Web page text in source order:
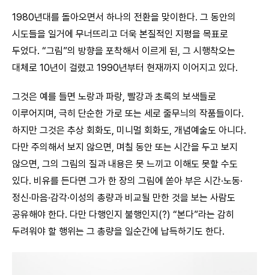
1980년대를 돌아오면서 하나의 전환을 맞이한다. 그 동안의
시도들을 일거에 무너뜨리고 더욱 본질적인 지평을 목표로
두었다. “그림”의 방향을 포착해서 이르게 된, 그 시행착오는
대체로 10년이 걸렸고 1990년부터 현재까지 이어지고 있다.
그것은 예를 들면 노랑과 파랑, 빨강과 초록의 보색들로
이루어지며, 극히 단순한 가로 또는 세로 줄무늬의 작품들이다.
하지만 그것은 추상 회화도, 미니멀 회화도, 개념예술도 아니다.
다만 주의해서 보지 않으면, 며칠 동안 또는 시간을 두고 보지
않으면, 그의 그림의 질과 내용은 못 느끼고 이해도 못할 수도
있다. 비유를 든다면 그가 한 장의 그림에 쏟아 부은 시간·노동·
정신·마음·감각·이성의 총량과 비교될 만한 것을 보는 사람도
공유해야 한다. 다만 다행인지 불행인지(?) “본다”라는 감히
두려워야 할 행위는 그 총량을 일순간에 납득하기도 한다.